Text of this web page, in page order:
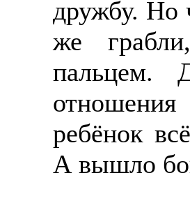
дружбу. Но
же
ребёнок
А вышло